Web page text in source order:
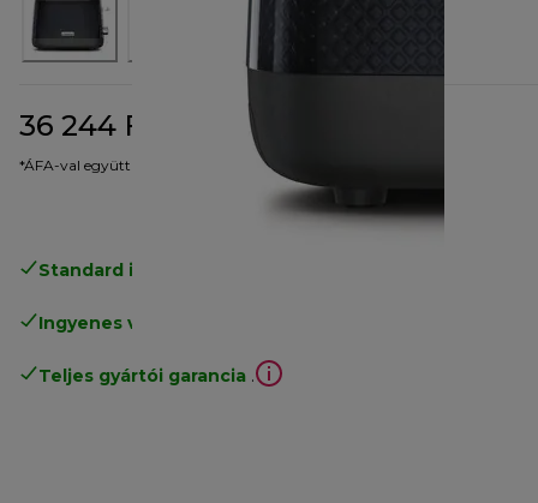
36 244 Ft eredeti ár 52 371 Ft
(-31%)
*ÁFA-val együtt
Standard ingyenes kiszállítás
Ingyenes visszaküldés
Teljes gyártói garancia .